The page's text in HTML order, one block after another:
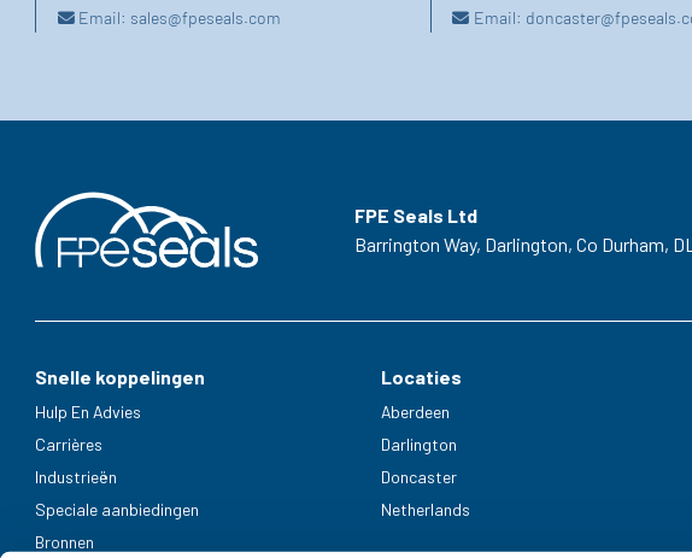
Email: sales@fpeseals.com
Email:
FPE Seals Ltd
Barrington Way, Darlington, Co Durham,
Snelle koppelingen
Hulp En Advies
Carrières
Industrieën
Speciale aanbiedingen
Bronnen
Locaties
Aberdeen
Darlington
Doncaster
Netherlands